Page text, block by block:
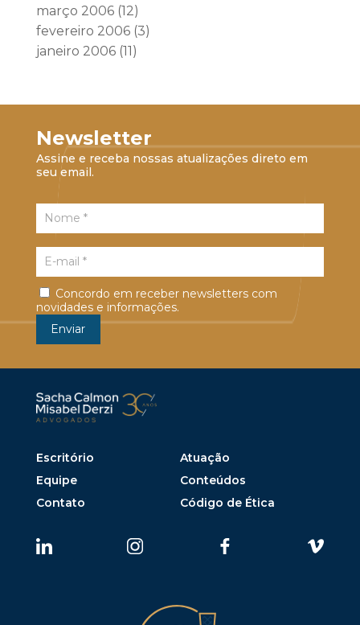
março 2006(12)
fevereiro 2006(3)
janeiro 2006(11)
Newsletter
Assine e receba nossas atualizações direto em
seu email.
Concordo em receber newsletters com
novidades e informações.
Escritório
Atuação
Equipe
Conteúdos
Contato
Código de Ética